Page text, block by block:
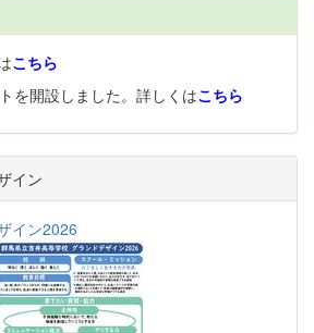
こちら
を開設しました。詳しくはこちら
イン
イン2026